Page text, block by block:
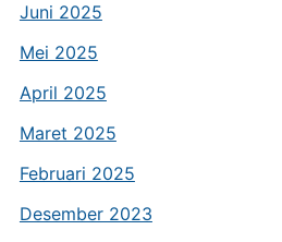
Juni 2025
Mei 2025
April 2025
Maret 2025
Februari 2025
Desember 2023